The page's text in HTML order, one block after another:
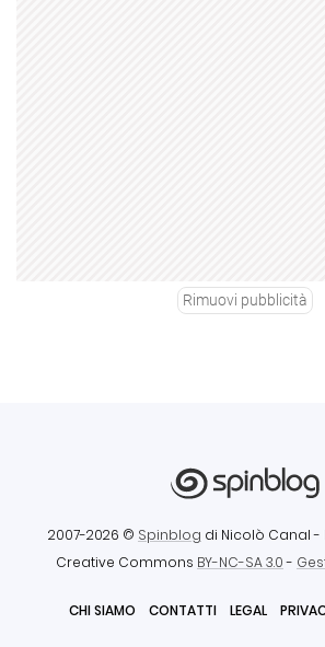
Rimuovi pubblicità
2007-2026 © Spinblog di Nicolò Canal -
Creative Commons BY-NC-SA 3.0-
CHI SIAMO CONTATTI LEGAL